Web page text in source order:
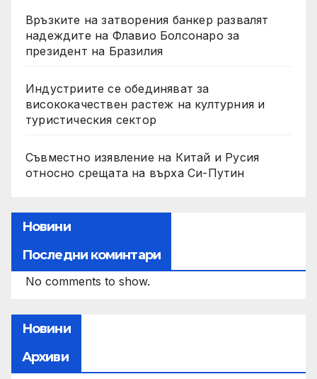
Връзките на затворения банкер развалят
надеждите на Флавио Болсонаро за
президент на Бразилия
Индустриите се обединяват за
висококачествен растеж на културния и
туристическия сектор
Съвместно изявление на Китай и Русия
относно срещата на върха Си-Путин
Новини
Последни коминтари
No comments to show.
Новини
Архиви